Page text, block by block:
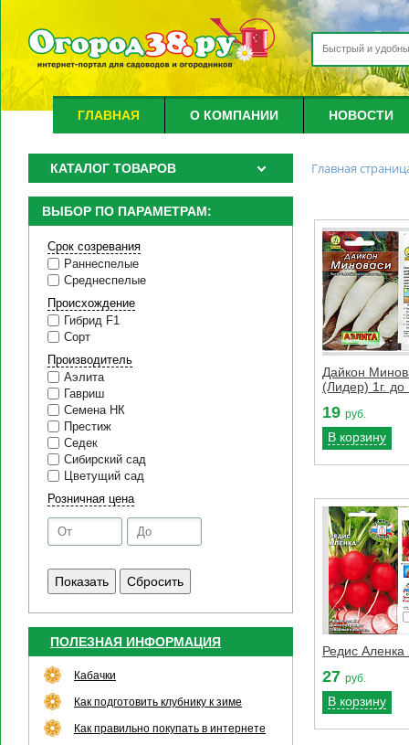
ГЛАВНАЯ О КОМПАНИИ НОВОСТИ
КАТАЛОГ ТОВАРОВ
ВЫБОР ПО ПАРАМЕТРАМ:
Срок созревания
Раннеспелые
Среднеспелые
Происхождение
Гибрид F1
Сорт
Производитель
Аэлита
Гавриш
Семена НК
Престиж
Седек
Сибирский сад
Цветущий сад
Розничная цена
ПОЛЕЗНАЯ ИНФОРМАЦИЯ
Кабачки
Как подготовить клубнику к зиме
Как правильно покупать в интернете
Главная
Дайкон
(Лидер) 1г. до
19 руб.
В корзину
Редис Аленка
27 руб.
В корзину